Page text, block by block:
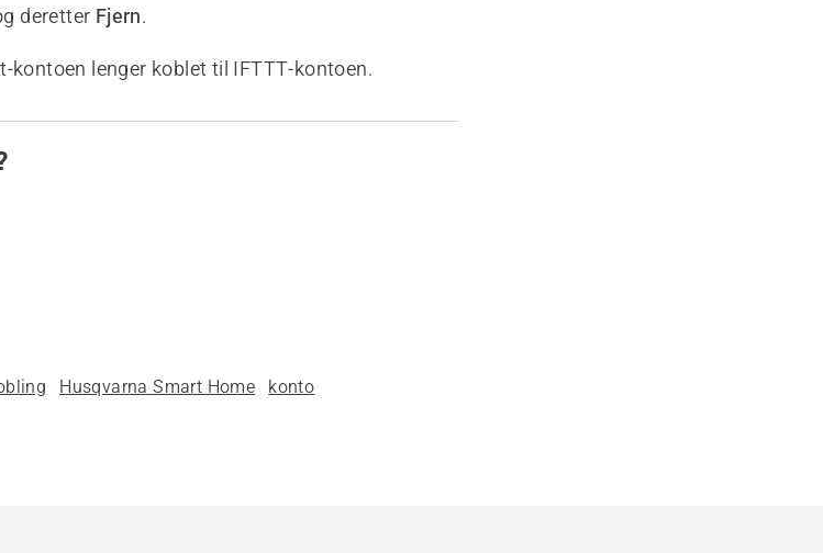
deretter Fjern.
kontoen lenger koblet til IFTTT-kontoen.
Husqvarna Smart Home
konto